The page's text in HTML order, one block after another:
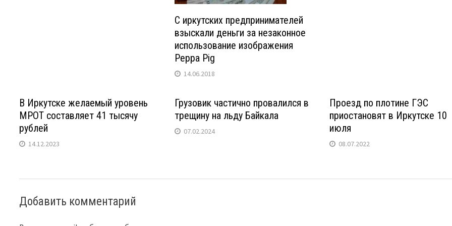
C иркутских предпринимателей
взыскали деньги за незаконное
использование изображения
Peppa Pig
14.06.2018
В Иркутске желаемый уровень
МРОТ составляет 41 тысячу
рублей
14.12.2023
Грузовик частично провалился в
трещину на льду Байкала
07.02.2024
Проезд по плотине ГЭС
приостановят в Иркутске 10
июля
08.07.2022
Добавить комментарий